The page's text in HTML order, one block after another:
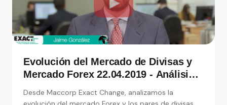
Evolución del Mercado de Divisas y
Mercado Forex 22.04.2019 - Análisis
de Exact Change, expertos en cambio
de moneda
Desde Maccorp Exact Change, analizamos la